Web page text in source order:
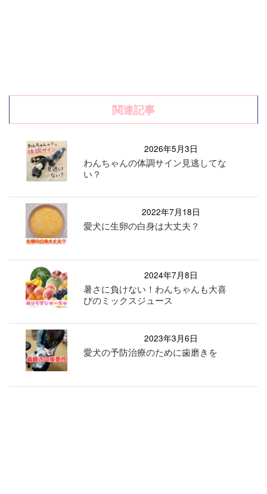
関連記事
2026年5月3日
わんちゃんの体調サイン見逃してな
い？
2022年7月18日
愛犬に生卵の白身は大丈夫？
2024年7月8日
暑さに負けない！わんちゃんも大喜
びのミックスジュース
2023年3月6日
愛犬の予防治療のために歯磨きを